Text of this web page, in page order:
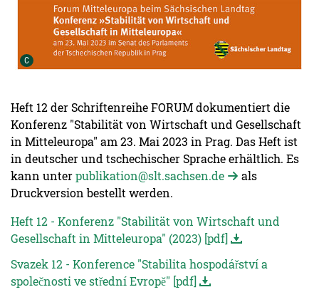
C
Heft 12 der Schriftenreihe FORUM dokumentiert die
Konferenz "Stabilität von Wirtschaft und Gesellschaft
in Mitteleuropa" am 23. Mai 2023 in Prag. Das Heft ist
in deutscher und tschechischer Sprache erhältlich. Es
kann unterpublikation@slt.sachsen.de
als
Druckversion bestellt werden.
Heft 12 - Konferenz "Stabilität von Wirtschaft und
Gesellschaft in Mitteleuropa" (2023) [pdf]
Svazek 12 - Konference "Stabilita hospodářství a
společnosti ve střední Evropě" [pdf]